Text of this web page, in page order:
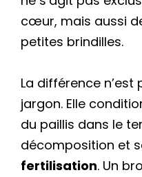
cœur, mais aussi
petites brindilles.
La différence n’est
jargon. Elle
du paillis dans le
décomposition et
fertilisation. Un